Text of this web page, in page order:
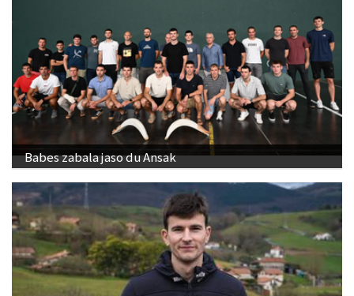
Babes zabala jaso du Ansak